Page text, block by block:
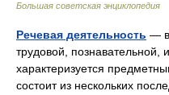
Большая советская энциклопедия
Речевая деятельность —
трудовой, познавательной,
характеризуется
состоит из нескольких